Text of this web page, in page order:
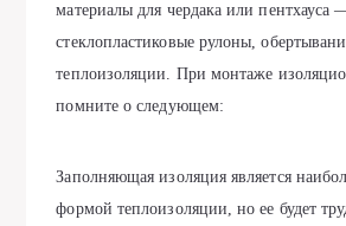
материалы для чердака или пентхауса
стеклопластиковые рулоны,
теплоизоляции. При монтаже
помните о следующем:
Заполняющая изоляция является
формой теплоизоляции, но ее будет